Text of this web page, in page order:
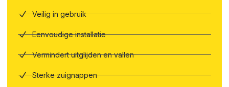
Veilig in gebruik
Eenvoudige installatie
Vermindert uitglijden en vallen
Sterke zuignappen